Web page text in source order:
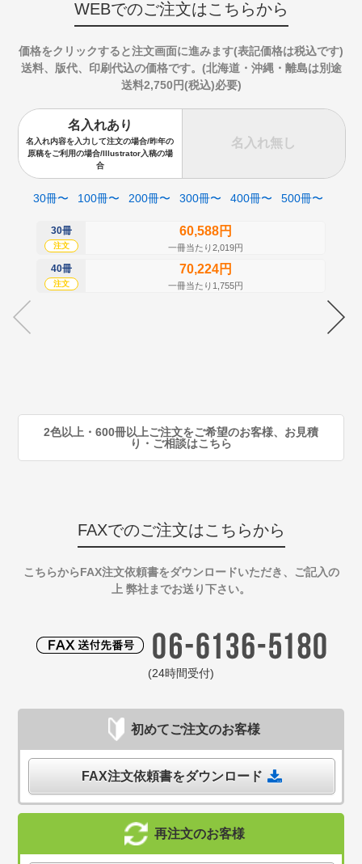
WEBでのご注文はこちらから
価格をクリックすると注文画面に進みます(表記価格は税込です)
送料、版代、印刷代込の価格です。(北海道・沖縄・離島は別途
送料2,750円(税込)必要)
名入れあり
名入れ内容を入力して注文の場合/昨年の
原稿をご利用の場合/Illustrator入稿の場
合
名入れ無し
30冊〜 100冊〜 200冊〜 300冊〜 400冊〜 500冊〜
30冊
注文
60,588円
一冊当たり2,019円
40冊
注文
70,224円
一冊当たり1,755円
2色以上・600冊以上ご注文をご希望のお客様、お見積
り・ご相談はこちら
FAXでのご注文はこちらから
こちらからFAX注文依頼書をダウンロードいただき、ご記入の
上 弊社までお送り下さい。
(24時間受付)
初めてご注文のお客様
FAX注文依頼書をダウンロード
再注文のお客様